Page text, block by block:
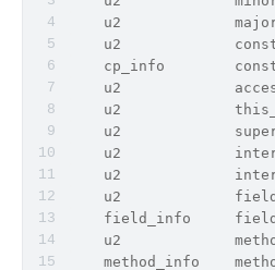
u2
u2
cp_info
u2
u2
u2
u2
u2
u2
field_info
u2
method_info